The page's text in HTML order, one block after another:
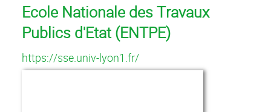
Ecole Nationale des Travaux
Publics d'Etat (ENTPE)
https://sse.univ-lyon1.fr/